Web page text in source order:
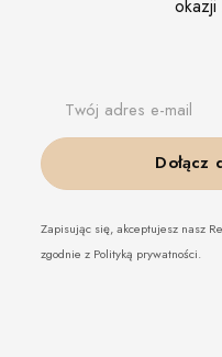
okazji
Twój adres e-mail
Dołącz
Zapisując się, akceptujesz nasz
zgodnie z Polityką prywatności.